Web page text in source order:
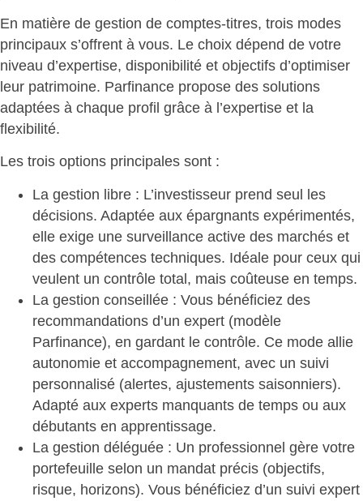
En matière de gestion de comptes-titres, trois modes
principaux s’offrent à vous. Le choix dépend de votre
niveau d’expertise, disponibilité et objectifs d’optimiser
leur patrimoine. Parfinance propose des solutions
adaptées à chaque profil grâce à l’expertise et la
flexibilité.
Les trois options principales sont :
La gestion libre : L’investisseur prend seul les
décisions. Adaptée aux épargnants expérimentés,
elle exige une surveillance active des marchés et
des compétences techniques. Idéale pour ceux qui
veulent un contrôle total, mais coûteuse en temps.
La gestion conseillée : Vous bénéficiez des
recommandations d’un expert (modèle
Parfinance), en gardant le contrôle. Ce mode allie
autonomie et accompagnement, avec un suivi
personnalisé (alertes, ajustements saisonniers).
Adapté aux experts manquants de temps ou aux
débutants en apprentissage.
La gestion déléguée : Un professionnel gère votre
portefeuille selon un mandat précis (objectifs,
risque, horizons). Vous bénéficiez d’un suivi expert